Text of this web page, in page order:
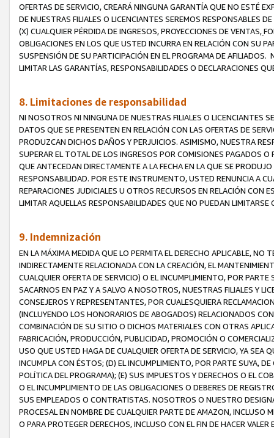
OFERTAS DE SERVICIO, CREARÁ NINGUNA GARANTÍA QUE NO ESTÉ
DE NUESTRAS FILIALES O LICENCIANTES SEREMOS RESPONSABLES
(X) CUALQUIER PÉRDIDA DE INGRESOS, PROYECCIONES DE VENTAS,
OBLIGACIONES EN LOS QUE USTED INCURRA EN RELACIÓN CON SU
SUSPENSIÓN DE SU PARTICIPACIÓN EN EL PROGRAMA DE
LIMITAR LAS GARANTÍAS, RESPONSABILIDADES O DECLARACIONES
8. Limitaciones de responsabilidad
NI NOSOTROS NI NINGUNA DE NUESTRAS FILIALES O LICENCIANTES
DATOS QUE SE PRESENTEN EN RELACIÓN CON LAS OFERTAS DE
PRODUZCAN DICHOS DAÑOS Y PERJUICIOS. ASIMISMO, NUESTRA
SUPERAR EL TOTAL DE LOS INGRESOS POR COMISIONES PAGADOS
QUE ANTECEDAN DIRECTAMENTE A LA FECHA EN LA QUE SE
RESPONSABILIDAD. POR ESTE INSTRUMENTO, USTED RENUNCIA A
REPARACIONES JUDICIALES U OTROS RECURSOS EN RELACIÓN CON
LIMITAR AQUELLAS RESPONSABILIDADES QUE NO PUEDAN LIMITARSE
9. Indemnización
EN LA MÁXIMA MEDIDA QUE LO PERMITA EL DERECHO APLICABLE,
INDIRECTAMENTE RELACIONADA CON LA CREACIÓN, EL
CUALQUIER OFERTA DE SERVICIO) O EL INCUMPLIMIENTO, POR
SACARNOS EN PAZ Y A SALVO A NOSOTROS, NUESTRAS FILIALES Y
CONSEJEROS Y REPRESENTANTES, POR CUALESQUIERA
(INCLUYENDO LOS HONORARIOS DE ABOGADOS) RELACIONADOS
COMBINACIÓN DE SU SITIO O DICHOS MATERIALES CON OTRAS
FABRICACIÓN, PRODUCCIÓN, PUBLICIDAD, PROMOCIÓN O
USO QUE USTED HAGA DE CUALQUIER OFERTA DE SERVICIO, YA SEA
INCUMPLA CON ÉSTOS; (D) EL INCUMPLIMIENTO, POR PARTE SUYA,
POLÍTICA DEL PROGRAMA); (E) SUS IMPUESTOS Y DERECHOS O EL
O EL INCUMPLIMIENTO DE LAS OBLIGACIONES O DEBERES DE
SUS EMPLEADOS O CONTRATISTAS. NOSOTROS O NUESTRO
PROCESAL EN NOMBRE DE CUALQUIER PARTE DE AMAZON, INCLUSO
O PARA PROTEGER DERECHOS, INCLUSO CON EL FIN DE HACER VALER